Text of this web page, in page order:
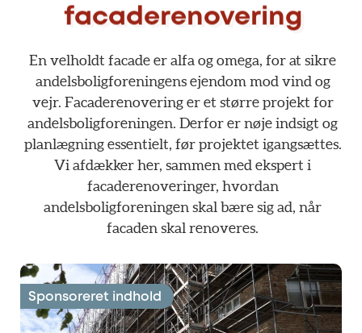
facaderenovering
En velholdt facade er alfa og omega, for at sikre
andelsboligforeningens ejendom mod vind og
vejr. Facaderenovering er et større projekt for
andelsboligforeningen. Derfor er nøje indsigt og
planlægning essentielt, før projektet igangsættes.
Vi afdækker her, sammen med ekspert i
facaderenoveringer, hvordan
andelsboligforeningen skal bære sig ad, når
facaden skal renoveres.